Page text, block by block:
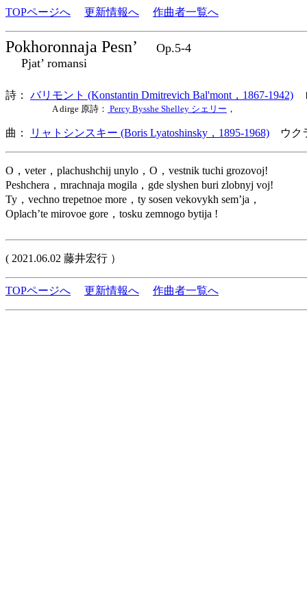
TOPページへ 更新情報へ 作曲者一覧へ
Pokhoronnaja Pesn’
Op.5-4
Pjat’ romansi
詩： バリモント (Konstantin Dmitrevich Bal'mont，1867-1942)
A dirge 原詩： Percy Bysshe Shelley シェリー ，
曲： リャトシンスキー (Boris Lyatoshinsky，1895-1968) ウク
O，veter，plachushchij unylo，O，vestnik tuchi grozovoj!
Peshchera，mrachnaja mogila，gde slyshen buri zlobnyj voj!
Ty，vechno trepetnoe more，ty sosen vekovykh sem’ja，
Oplach’te mirovoe gore，tosku zemnogo bytija !
( 2021.06.02 藤井宏行 ）
TOPページへ 更新情報へ 作曲者一覧へ